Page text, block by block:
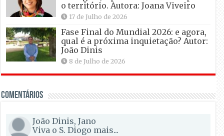
o território. Autora: Joana Viveiro
17 de Julho de 2026
Fase Final do Mundial 2026: e agora,
qual é a próxima inquietação? Autor:
João Dinis
8 de Julho de 2026
Comentários
João Dinis, Jano
Viva o S. Diogo mais...